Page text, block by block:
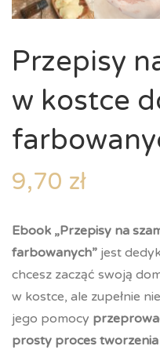
Przepisy
w kostce
9,70 zł
Ebook „Przepisy na
farbowanych” jest
chcesz zacząć swoją
w kostce, ale zupełnie
jego pomocy
prosty proces